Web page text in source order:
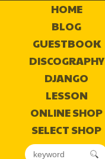
HOME
BLOG
GUESTBOOK
DISCOGRAPHY
DJANGO
LESSON
ONLINE SHOP
SELECT SHOP